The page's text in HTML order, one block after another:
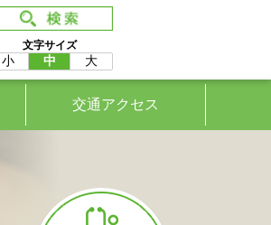
文字サイズ
小 中 大
交通アクセス